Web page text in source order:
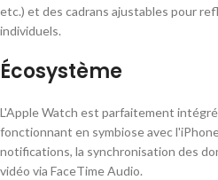
etc.) et des cadrans ajustables pour
individuels.
Écosystème
L'Apple Watch est parfaitement
fonctionnant en symbiose avec
notifications, la synchronisation des
vidéo via FaceTime Audio.